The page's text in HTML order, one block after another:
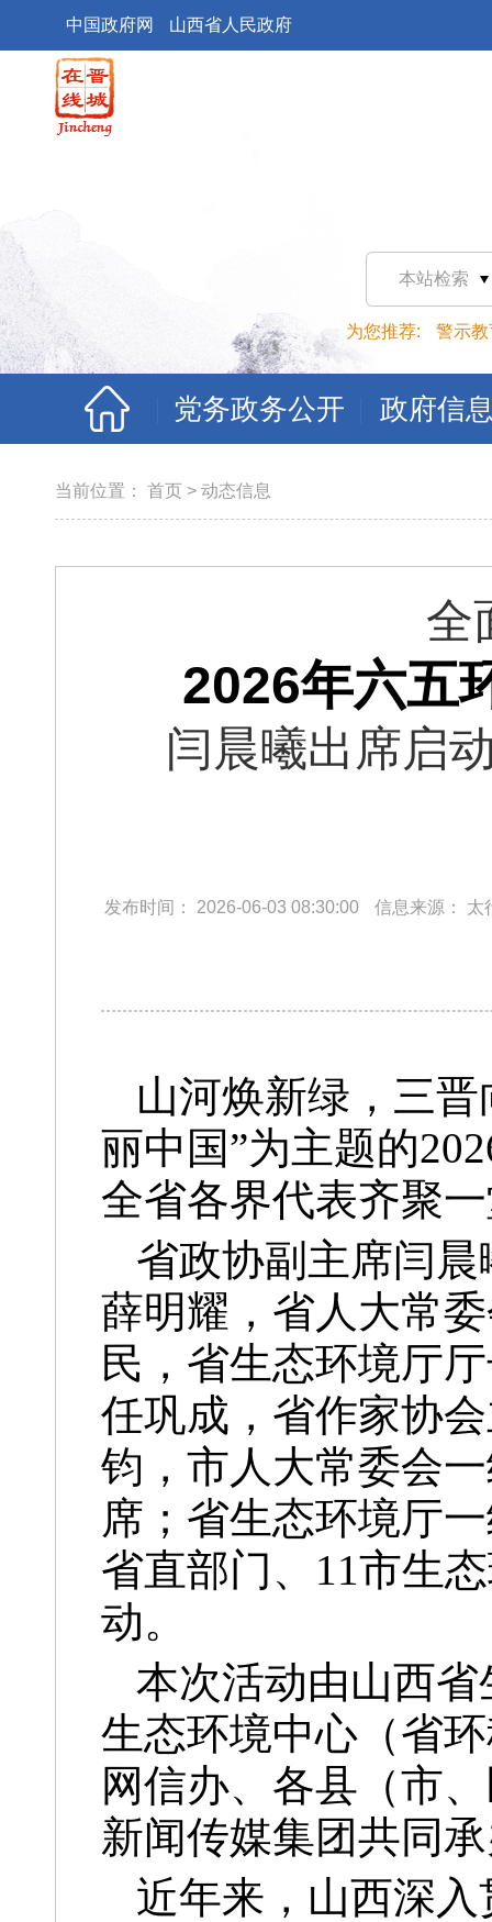
中国政府网 山西省人民政府
本站检索
为您推荐: 警示教
党务政务公开 政府信
当前位置： 首页 > 动态信息
全
2026年六五
闫晨曦出席启
发布时间： 2026-06-03 08:30:00 信息来源： 太
山河焕新绿，三
丽中国”为主题的
全省各界代表齐聚
省政协副主席闫
薛明耀，省人大常
民，省生态环境厅
任巩成，省作家协
钧，市人大常委会
席；省生态环境厅
省直部门、11市生
动。
本次活动由山西
生态环境中心（省
网信办、各县（市
新闻传媒集团共同
近年来，山西深